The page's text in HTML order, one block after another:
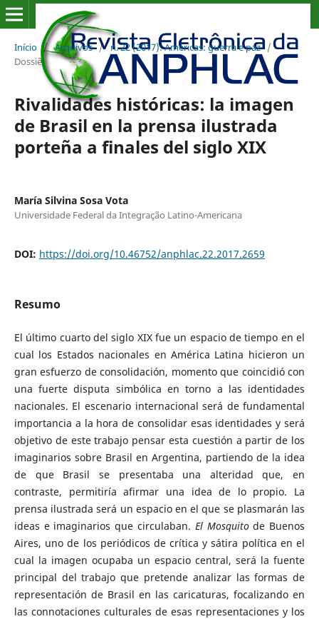
Início / Arquivos / n. 22 (2017): Américas: guerra e paz /
Dossiê
Rivalidades históricas: la imagen
de Brasil en la prensa ilustrada
porteña a finales del siglo XIX
María Silvina Sosa Vota
Universidade Federal da Integração Latino-Americana
DOI: https://doi.org/10.46752/anphlac.22.2017.2659
Resumo
El último cuarto del siglo XIX fue un espacio de tiempo en el
cual los Estados nacionales en América Latina hicieron un
gran esfuerzo de consolidación, momento que coincidió con
una fuerte disputa simbólica en torno a las identidades
nacionales. El escenario internacional será de fundamental
importancia a la hora de consolidar esas identidades y será
objetivo de este trabajo pensar esta cuestión a partir de los
imaginarios sobre Brasil en Argentina, partiendo de la idea
de que Brasil se presentaba una alteridad que, en
contraste, permitiría afirmar una idea de lo propio. La
prensa ilustrada será un espacio en el que se plasmarán las
ideas e imaginarios que circulaban. El Mosquitode Buenos
Aires, uno de los periódicos de crítica y sátira política en el
cual la imagen ocupaba un espacio central, será la fuente
principal del trabajo que pretende analizar las formas de
representación de Brasil en las caricaturas, focalizando en
las connotaciones culturales de esas representaciones y los